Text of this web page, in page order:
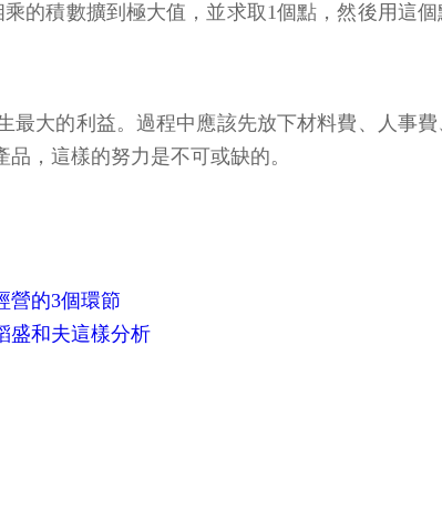
的積數擴到極大值，並求取1個點，然後用這
大的利益。過程中應該先放下材料費、人事
，這樣的努力是不可或缺的。
營的3個環節
盛和夫這樣分析